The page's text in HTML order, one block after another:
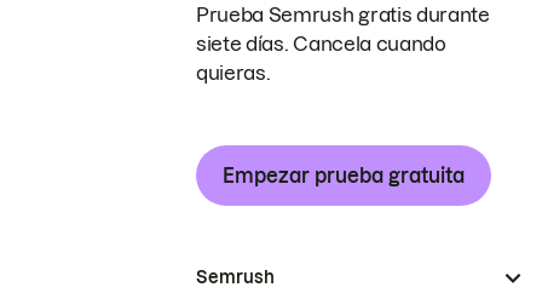
Prueba Semrush gratis durante
siete días. Cancela cuando
quieras.
Empezar prueba gratuita
Semrush